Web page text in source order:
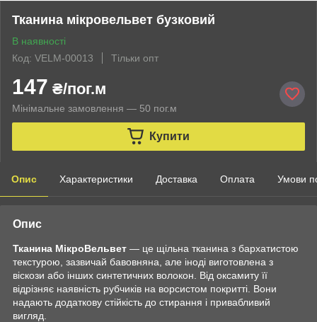
Тканина мікровельвет бузковий
В наявності
Код: VELM-00013
Тільки опт
147 ₴/пог.м
Мінімальне замовлення — 50 пог.м
Купити
Опис Характеристики Доставка Оплата Умови
Опис
Тканина МікроВельвет — це щільна тканина з бархатистою
текстурою, зазвичай бавовняна, але іноді виготовлена з
віскози або інших синтетичних волокон. Від оксамиту її
відрізняє наявність рубчиків на ворсистом покритті. Вони
надають додаткову стійкість до стирання і привабливий
вигляд.